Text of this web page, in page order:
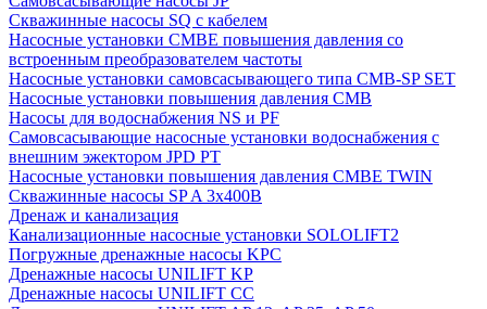
Скважинные насосы SQ с кабелем
Насосные установки CMBE повышения давления со
встроенным преобразователем частоты
Насосные установки самовсасывающего типа CMB-SP SET
Насосные установки повышения давления CMB
Насосы для водоснабжения NS и PF
Самовсасывающие насосные установки водоснабжения с
внешним эжектором JPD PT
Насосные установки повышения давления CMBE TWIN
Скважинные насосы SP A 3x400В
Дренаж и канализация
Канализационные насосные установки SOLOLIFT2
Погружные дренажные насосы KPC
Дренажные насосы UNILIFT KP
Дренажные насосы UNILIFT CC